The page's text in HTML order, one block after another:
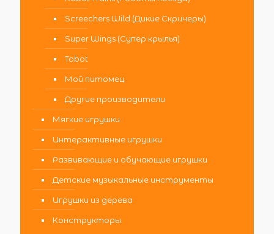
Screechers Wild (Дикие Скричеры)
Super Wings (Супер крылья)
Tobot
Мой питомец
Другие производители
Мягкие игрушки
Интерактивные игрушки
Развивающие и обучающие игрушки
Детские музыкальные инструменты
Игрушки из дерева
Конструкторы